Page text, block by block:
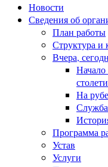
Новости
Сведения об
План работы
Структура и
Вчера,
На
Программа
Устав
Услуги